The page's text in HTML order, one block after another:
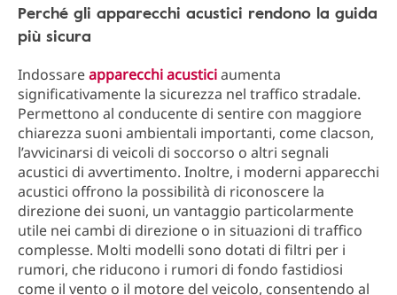
Perché gli apparecchi acustici rendono la guida
più sicura
Indossareapparecchi acusticiaumenta
significativamente la sicurezza nel traffico stradale.
Permettono al conducente di sentire con maggiore
chiarezza suoni ambientali importanti, come clacson,
l’avvicinarsi di veicoli di soccorso o altri segnali
acustici di avvertimento. Inoltre, i moderni apparecchi
acustici offrono la possibilità di riconoscere la
direzione dei suoni, un vantaggio particolarmente
utile nei cambi di direzione o in situazioni di traffico
complesse. Molti modelli sono dotati di filtri per i
rumori, che riducono i rumori di fondo fastidiosi
come il vento o il motore del veicolo, consentendo al